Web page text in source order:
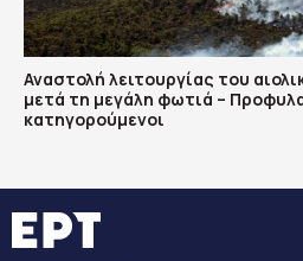
Αναστολή λειτουργίας του
μετά τη μεγάλη φωτιά –
κατηγορούμενοι